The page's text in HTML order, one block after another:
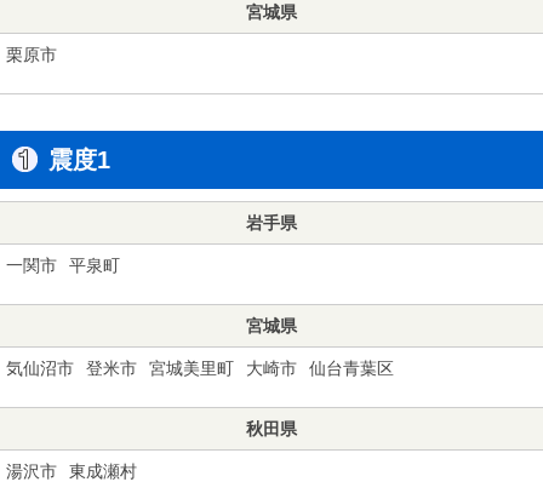
宮城県
栗原市
震度1
岩手県
一関市 平泉町
宮城県
気仙沼市 登米市 宮城美里町 大崎市 仙台青葉区
秋田県
湯沢市 東成瀬村